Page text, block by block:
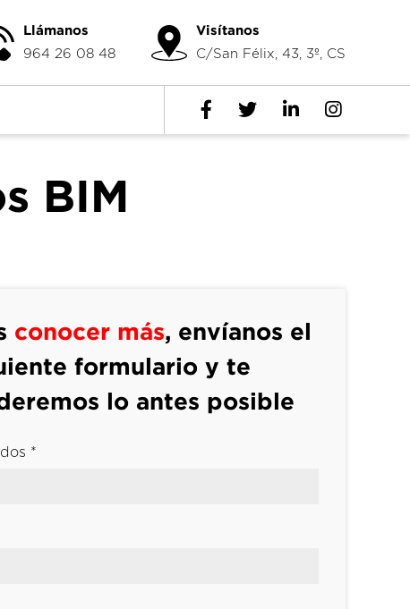
Llámanos
964 26 08 48
Visítanos
C/San Félix, 43, 3º, CS
BIM
conocer más, envíanos el
formulario y te
lo antes posible
*